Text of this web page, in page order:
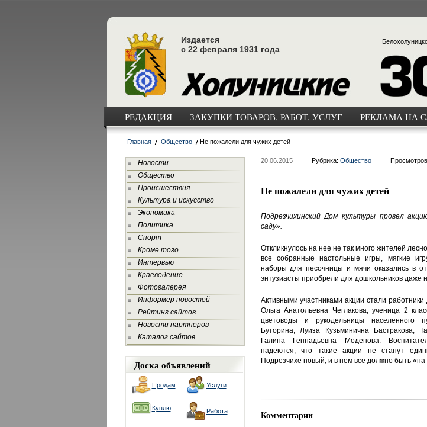
Издается
с 22 февраля 1931 года
РЕДАКЦИЯ ЗАКУПКИ ТОВАРОВ, РАБОТ, УСЛУГ РЕКЛАМА НА
Главная Общество Не пожалели для чужих детей
Новости
Общество
Происшествия
Культура и искусство
Экономика
Политика
Спорт
Кроме того
Интервью
Краеведение
Фотогалерея
Информер новостей
Рейтинг сайтов
Новости партнеров
Каталог сайтов
Доска объявлений
Продам Услуги
Куплю Работа
20.06.2015 Рубрика: Общество
Не пожалели для чужих детей
Подрезчихинский Дом культуры провел
саду».
Откликнулось на нее не так много жителей
все собранные настольные игры, мягкие
наборы для песочницы и мячи оказались в
энтузиасты приобрели для дошкольников даже
Активными участниками акции стали
Ольга Анатольевна Чеглакова, ученица 2
цветоводы и рукодельницы населенного
Буторина, Луиза Кузьминична Бастракова,
Галина Геннадьевна Моденова.
надеются, что такие акции не станут
Подрезчихе новый, и в нем все должно быть «на
Комментарии